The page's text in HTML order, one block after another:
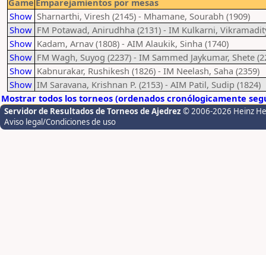
Game Emparejamientos por mesas
Show Sharnarthi, Viresh (2145) - Mhamane, Sourabh (1909)
Show FM Potawad, Anirudhha (2131) - IM Kulkarni,
Show Kadam, Arnav (1808) - AIM Alaukik, Sinha (1740)
Show FM Wagh, Suyog (2237) - IM Sammed Jaykumar, Shete
Show Kabnurakar, Rushikesh (1826) - IM Neelash, Saha (2359)
Show IM Saravana, Krishnan P. (2153) - AIM Patil, Sudip (1824)
Mostrar todos los torneos (ordenados cronólogicamente
Servidor de Resultados de Torneos de Ajedrez © 2006-2026 Heinz
Aviso legal/Condiciones de uso